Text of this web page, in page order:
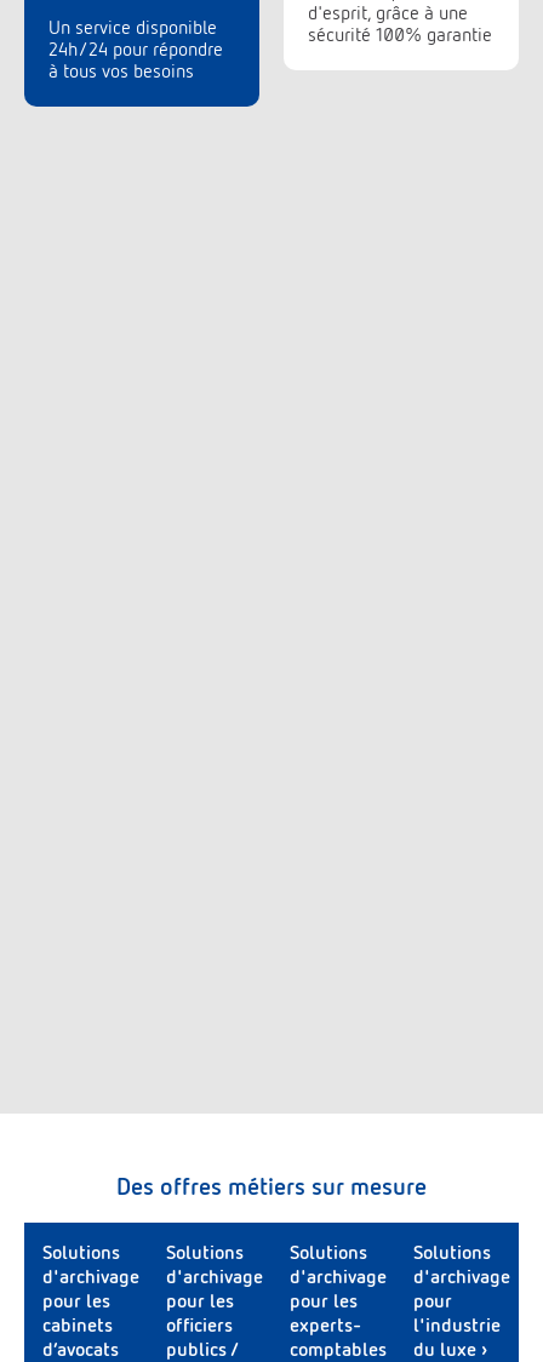
d'esprit, grâce à une
sécurité 100% garantie
Un service disponible
24h/24 pour répondre
à tous vos besoins
Des offres métiers sur mesure
Solutions
d'archivage
pour les
cabinets
d’avocats
Solutions
d'archivage
pour les
officiers
publics /
Solutions
d'archivage
pour les
experts-
comptables
Solutions
d'archivage
pour
l'industrie
du luxe ›